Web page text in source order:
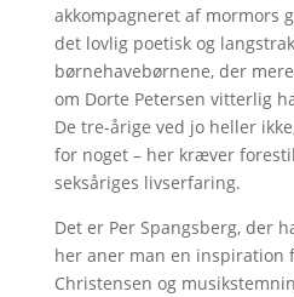
akkompagneret af mormors
det lovlig poetisk og
børnehavebørnene, der
om Dorte Petersen vitterlig
De tre-årige ved jo heller
for noget – her kræver
seksåriges livserfaring.
Det er Per Spangsberg, der
her aner man en inspiration
Christensen og